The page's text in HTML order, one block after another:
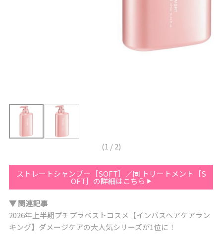
(1 /2)
ストレートシャンプー［SOFT］／同 トリートメント［S
OFT］の詳細はこちら
▼ 関連記事
2026年上半期プチプラベストコスメ【インバスヘアケアラン
キング】ダメージケアの大人気シリーズが1位に！